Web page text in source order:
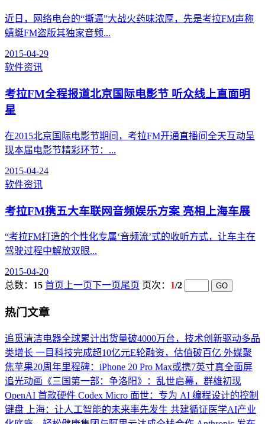
近日，网络电台的“撕逼”大战火药味浓厚，先是考拉FM声称
蜻蜓FM盗版其独家音频...
2015-04-29
软件资讯
考拉FM全程报道北京国际电影节 听众线上直面明
星
在2015北京国际电影节期间，考拉FM开通直播间全天互动呈
现本届电影节精彩环节：...
2015-04-24
软件资讯
考拉FM携五大车联网音频娱乐方案 亮相上海车展
“考拉FM打造的个性化专属‘音频流’式的收听方式，让车主在
驾驶过程中解放双眼...
2015-04-20
总数： 15 首页 上一页下一页尾页 页次： 1/2
热门文章
追觅清洁电器全球累计出货量破4000万台，技术创新驱动多品
类增长 一目科技完成超10亿元E轮融资，估值破百亿 外媒聚
焦苹果20周年里程碑：iPhone 20 Pro Max或携7英寸真全面屏
追光动画《三国第一部：争洛阳》：乱世启幕，群雄初现
OpenAI 首款硬件 Codex Micro 面世：专为 AI 编程设计的控制
键盘
上海：让人工智能的未来率先发生 共建循证医学AI产业